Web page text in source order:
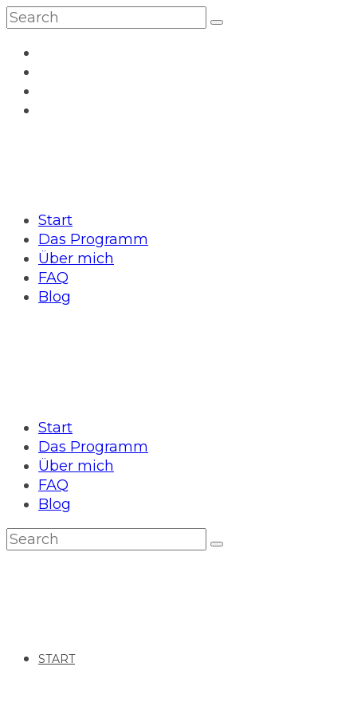
Start
Das Programm
Über mich
FAQ
Blog
Start
Das Programm
Über mich
FAQ
Blog
START